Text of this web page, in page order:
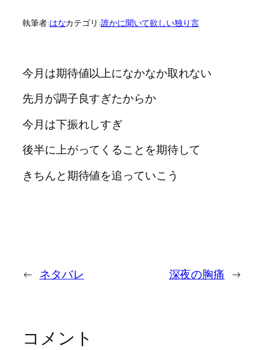
執筆者:はなカテゴリ:誰かに聞いて欲しい独り言
今月は期待値以上になかなか取れない
先月が調子良すぎたからか
今月は下振れしすぎ
後半に上がってくることを期待して
きちんと期待値を追っていこう
← ネタバレ 深夜の胸痛 →
コメント